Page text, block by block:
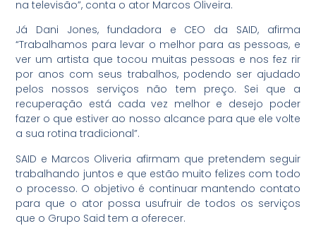
na televisão”, conta o ator Marcos Oliveira.
Já Dani Jones, fundadora e CEO da SAID, afirma
“Trabalhamos para levar o melhor para as pessoas, e
ver um artista que tocou muitas pessoas e nos fez rir
por anos com seus trabalhos, podendo ser ajudado
pelos nossos serviços não tem preço. Sei que a
recuperação está cada vez melhor e desejo poder
fazer o que estiver ao nosso alcance para que ele volte
a sua rotina tradicional”.
SAID e Marcos Oliveria afirmam que pretendem seguir
trabalhando juntos e que estão muito felizes com todo
o processo. O objetivo é continuar mantendo contato
para que o ator possa usufruir de todos os serviços
que o Grupo Said tem a oferecer.